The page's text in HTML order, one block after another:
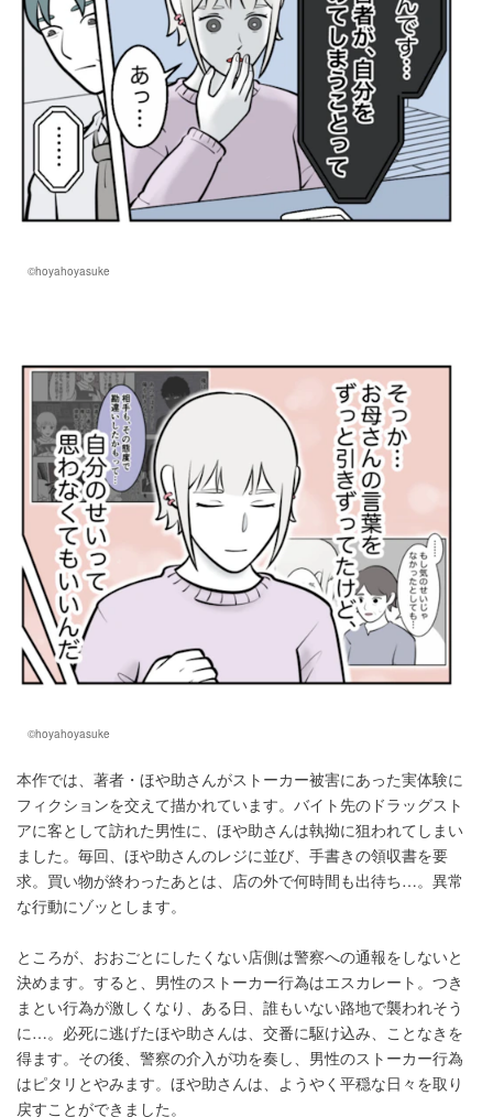
©hoyahoyasuke
©hoyahoyasuke
本作では、著者・ほや助さんがストーカー被害にあった実体験に
フィクションを交えて描かれています。バイト先のドラッグスト
アに客として訪れた男性に、ほや助さんは執拗に狙われてしまい
ました。毎回、ほや助さんのレジに並び、手書きの領収書を要
求。買い物が終わったあとは、店の外で何時間も出待ち…。異常
な行動にゾッとします。
ところが、おおごとにしたくない店側は警察への通報をしないと
決めます。すると、男性のストーカー行為はエスカレート。つき
まとい行為が激しくなり、ある日、誰もいない路地で襲われそう
に…。必死に逃げたほや助さんは、交番に駆け込み、ことなきを
得ます。その後、警察の介入が功を奏し、男性のストーカー行為
はピタリとやみます。ほや助さんは、ようやく平穏な日々を取り
戻すことができました。